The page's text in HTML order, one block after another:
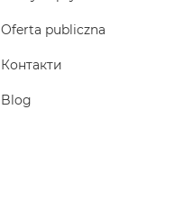
Oferta publiczna
Контакти
Blog